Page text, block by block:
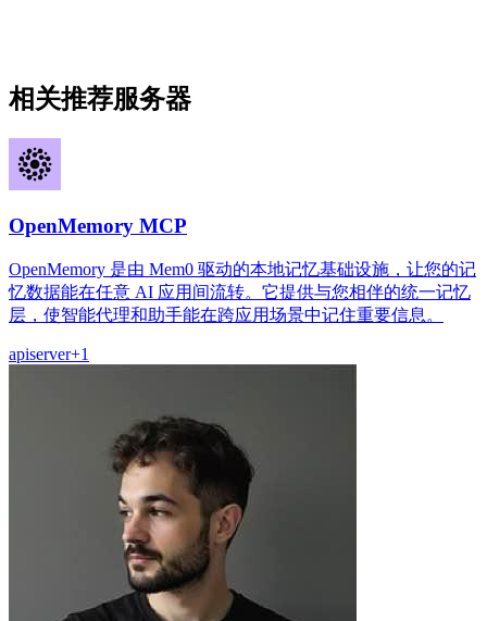
相关推荐服务器
OpenMemory MCP
OpenMemory 是由 Mem0 驱动的本地记忆基础设施，让您的记
忆数据能在任意 AI 应用间流转。它提供与您相伴的统一记忆
层，使智能代理和助手能在跨应用场景中记住重要信息。
apiserver+1